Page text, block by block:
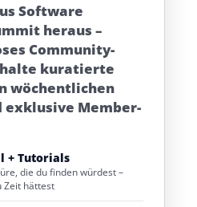
Software
heraus –
Community-
kuratierte
wöchentlichen
Member-
+ Tutorials
die du finden würdest –
Zeit hättest